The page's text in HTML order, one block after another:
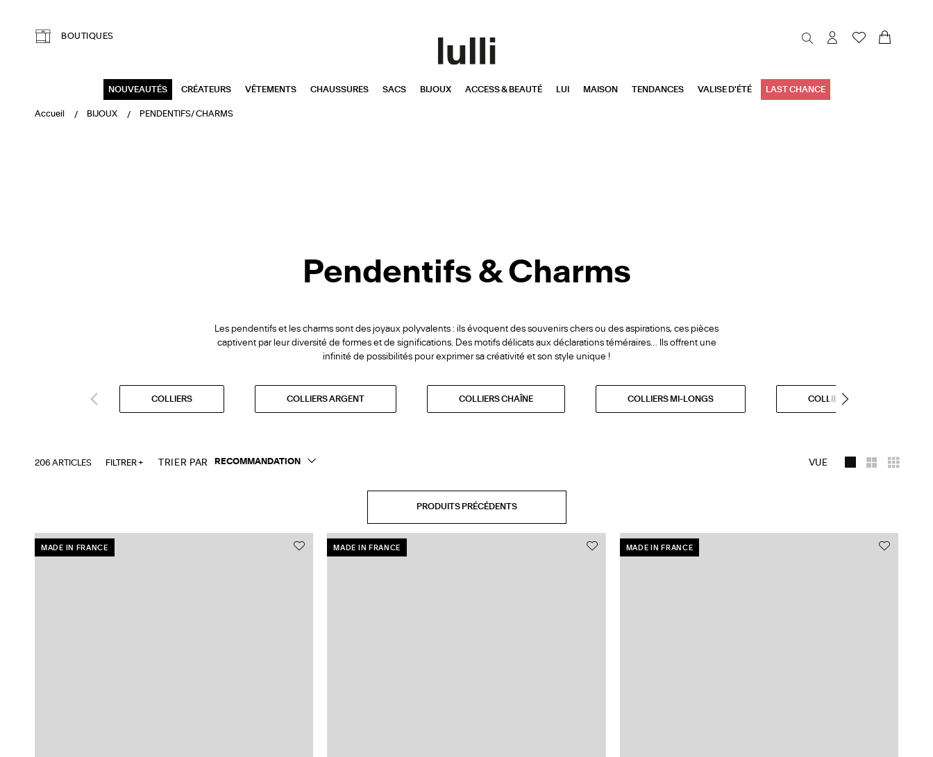
BOUTIQUES
NOUVEAUTÉS CRÉATEURS VÊTEMENTS CHAUSSURES SACS BIJOUX ACCESS & BEAUTÉ LUI MAISON TENDANCES VALISE D'ÉTÉ LAST CHANCE
Accueil BIJOUX PENDENTIFS/ CHARMS
Pendentifs & Charms
Les pendentifs et les charms sont des joyaux polyvalents : ils évoquent des souvenirs chers ou des aspirations, ces pièces
captivent par leur diversité de formes et de significations. Des motifs délicats aux déclarations téméraires… Ils offrent une
infinité de possibilités pour exprimer sa créativité et son style unique !
COLLIERS COLLIERS ARGENT COLLIERS CHAÎNE COLLIERS MI-LONGS COLLIERS OR
206 ARTICLES FILTRER + TRIER PAR VUE
PRODUITS PRÉCÉDENTS
MADE IN FRANCE MADE IN FRANCE MADE IN FRANCE